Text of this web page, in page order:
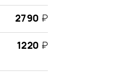
2790 ₽
1220 ₽